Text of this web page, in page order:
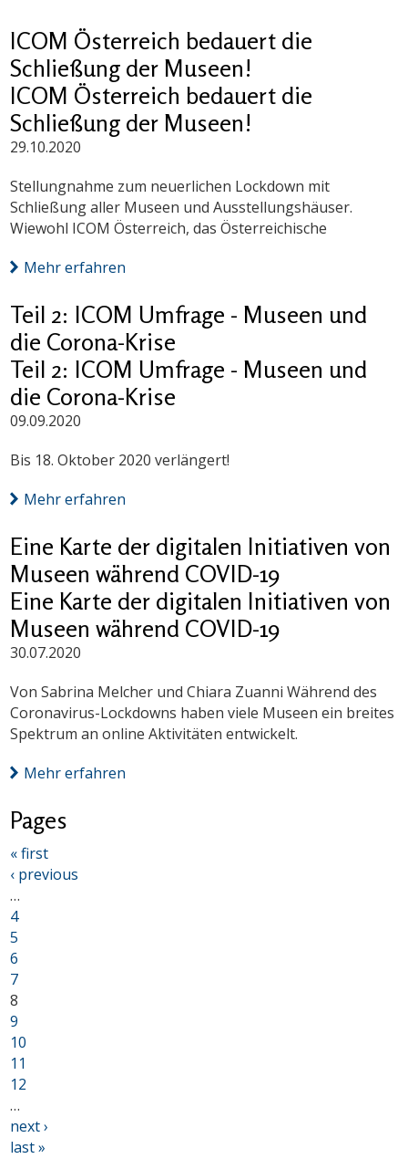
ICOM Österreich bedauert die
Schließung der Museen!
ICOM Österreich bedauert die
Schließung der Museen!
29.10.2020
Stellungnahme zum neuerlichen Lockdown mit
Schließung aller Museen und Ausstellungshäuser.
Wiewohl ICOM Österreich, das Österreichische
Mehr erfahren
Teil 2: ICOM Umfrage - Museen und
die Corona-Krise
Teil 2: ICOM Umfrage - Museen und
die Corona-Krise
09.09.2020
Bis 18. Oktober 2020 verlängert!
Mehr erfahren
Eine Karte der digitalen Initiativen von
Museen während COVID-19
Eine Karte der digitalen Initiativen von
Museen während COVID-19
30.07.2020
Von Sabrina Melcher und Chiara Zuanni Während des
Coronavirus-Lockdowns haben viele Museen ein breites
Spektrum an online Aktivitäten entwickelt.
Mehr erfahren
Pages
« first
‹ previous
…
4
5
6
7
8
9
10
11
12
…
next ›
last »